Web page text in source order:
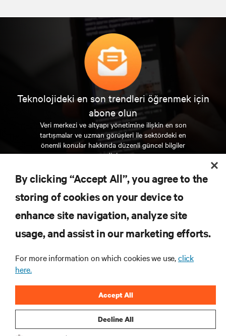
Teknolojideki en son trendleri öğrenmek için
abone olun
Veri merkezi ve altyapı yönetimine ilişkin en son
tartışmalar ve uzman görüşleri ile sektördeki en
önemli konular hakkında düzenli güncel bilgiler
edinin.
ŞİMDİ KAYDOLUN
KAYNAKLAR
KURUMSAL
By clicking “Accept All”, you agree to the
storing of cookies on your device to
enhance site navigation, analyze site
usage, and assist in our marketing efforts.
For more information on which cookies we use,click
here.
Decline All
Accept All